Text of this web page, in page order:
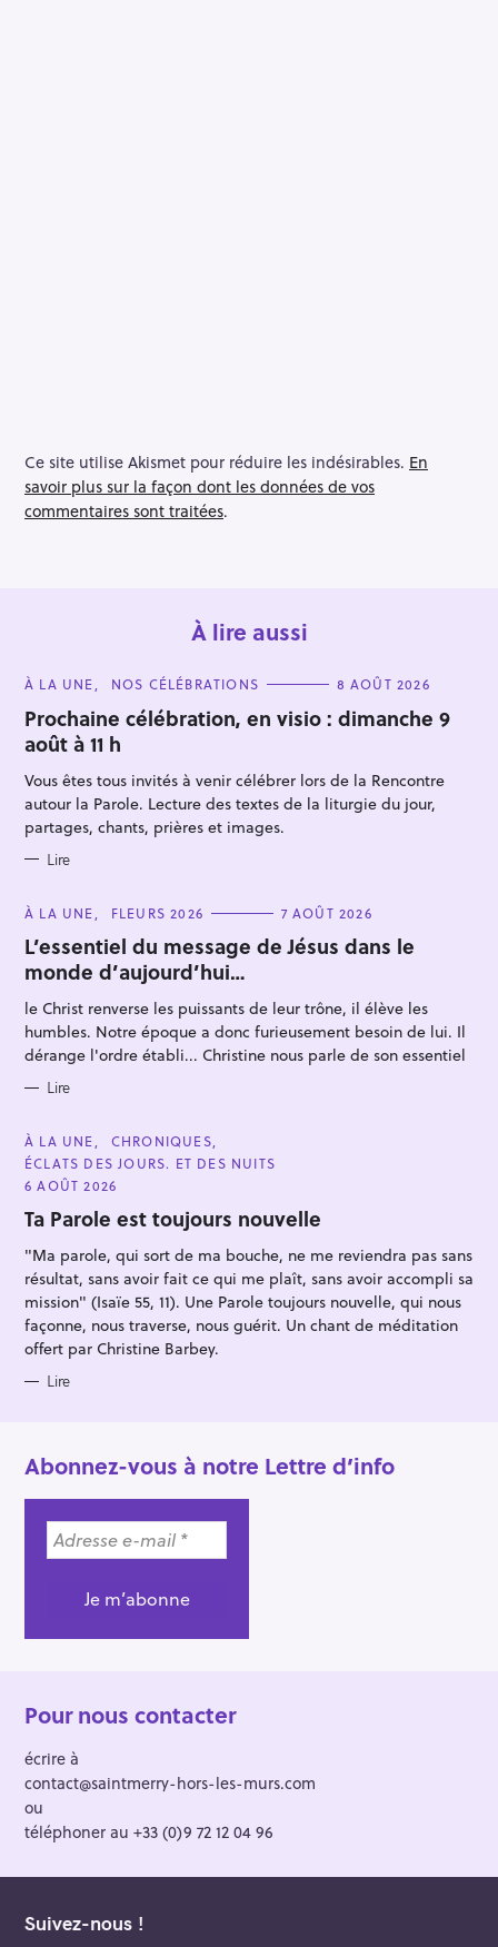
Ce site utilise Akismet pour réduire les indésirables. En
savoir plus sur la façon dont les données de vos
commentaires sont traitées.
À lire aussi
C
T
E
G
O
I
E
S
À LA UNE NOS CÉLÉBRATIONS 8 AOÛT 2026
Prochaine célébration, en visio : dimanche 9
août à 11 h
Vous êtes tous invités à venir célébrer lors de la Rencontre
autour la Parole. Lecture des textes de la liturgie du jour,
partages, chants, prières et images.
Lire
C
T
E
G
O
R
I
E
S
À LA UNE FLEURS 2026 7 AOÛT 2026
L’essentiel du message de Jésus dans le
monde d’aujourd’hui…
le Christ renverse les puissants de leur trône, il élève les
humbles. Notre époque a donc furieusement besoin de lui. Il
dérange l'ordre établi... Christine nous parle de son essentiel
Lire
C
A
T
E
G
O
R
E
À LA UNE
CHRONIQUES
ÉCLATS DES JOURS. ET DES NUITS
6 AOÛT 2026
Ta Parole est toujours nouvelle
"Ma parole, qui sort de ma bouche, ne me reviendra pas sans
résultat, sans avoir fait ce qui me plaît, sans avoir accompli sa
mission" (Isaïe 55, 11). Une Parole toujours nouvelle, qui nous
façonne, nous traverse, nous guérit. Un chant de méditation
offert par Christine Barbey.
Lire
Abonnez-vous à notre Lettre d’info
Pour nous contacter
écrire à
contact@saintmerry-hors-les-murs.com
ou
téléphoner au +33 (0)9 72 12 04 96
Suivez-nous !